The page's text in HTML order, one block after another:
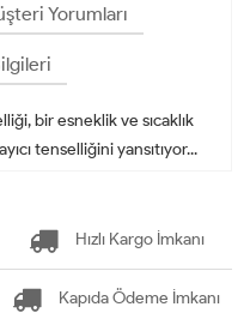
Yorumları
bir esneklik ve sıcaklık
tenselliğini yansıtıyor...
Hızlı Kargo İmkanı
Kapıda Ödeme İmkanı